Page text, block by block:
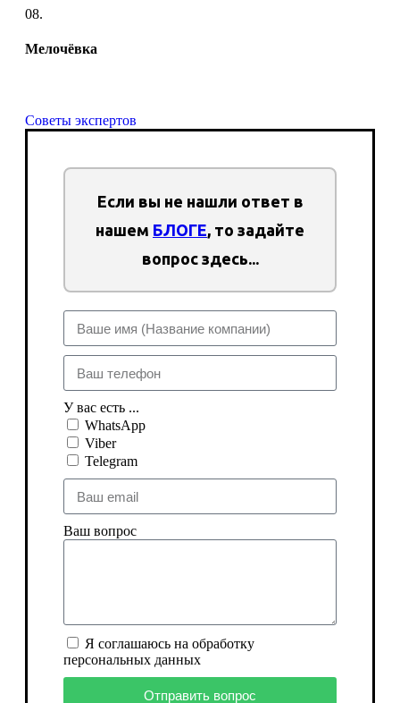
08.
Мелочёвка
Советы экспертов
Если вы не нашли ответ в
нашем БЛОГЕ, то задайте
вопрос здесь...
У вас есть ...
WhatsApp
Viber
Telegram
Ваш вопрос
Я соглашаюсь на обработку
персональных данных
Отправить вопрос